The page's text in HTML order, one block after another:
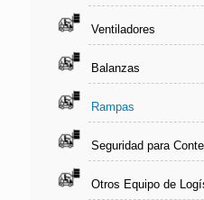
Ventiladores
Balanzas
Rampas
Seguridad para
Otros Equipo de